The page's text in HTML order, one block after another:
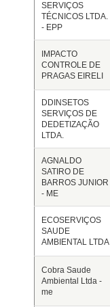
SERVIÇOS
TÉCNICOS LTDA.
- EPP
IMPACTO
CONTROLE DE
PRAGAS EIRELI
DDINSETOS
SERVIÇOS DE
DEDETIZAÇÃO
LTDA.
AGNALDO
SATIRO DE
BARROS JUNIOR
- ME
ECOSERVIÇOS
SAUDE
AMBIENTAL LTDA
Cobra Saude
Ambiental Ltda -
me